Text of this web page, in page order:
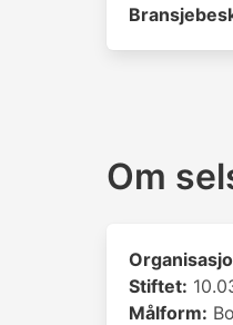
Om
Stiftet:
Målform: